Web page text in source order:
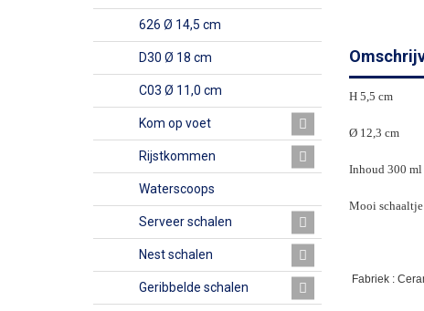
626 Ø 14,5 cm
D30 Ø 18 cm
C03 Ø 11,0 cm
Kom op voet
Rijstkommen
Waterscoops
Serveer schalen
Nest schalen
Geribbelde schalen
H 5,5 cm
Ø 12,3 cm
Inhoud 300 ml
Mooi schaaltje
Fabriek :